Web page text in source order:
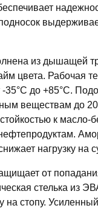
из дышащей
цвета. Рабочая
-35°С до +85°С.
веществам до
к масло-
нагрузку на
от
стелька из
на стопу.